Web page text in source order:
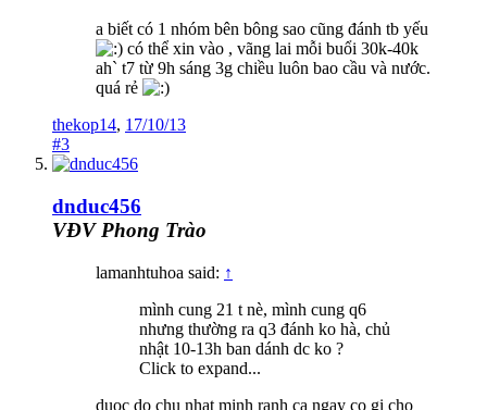
a biết có 1 nhóm bên bông sao cũng đánh tb yếu
có thể xin vào , vãng lai mỗi buổi 30k-40k
ah` t7 từ 9h sáng 3g chiều luôn bao cầu và nước.
quá rẻ
thekop14, 17/10/13
#3
dnduc456
VĐV Phong Trào
lamanhtuhoa said: ↑
mình cung 21 t nè, mình cung q6
nhưng thường ra q3 đánh ko hà, chủ
nhật 10-13h ban dánh dc ko ?
Click to expand...
duoc do chu nhat minh ranh ca ngay co gi cho